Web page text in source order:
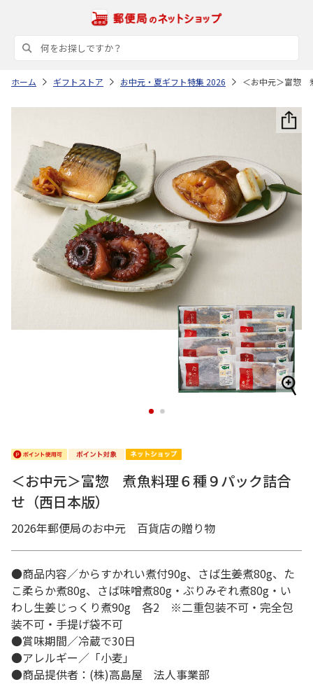
ホーム ギフトストア お中元・夏ギフト特集 2026 ＜お中元＞富惣
1 2
＜お中元＞富惣 煮魚料理６種９パック詰合
せ（西日本版）
2026年郵便局のお中元 百貨店の贈り物
●商品内容／からすかれい煮付90g、さば生姜煮80g、た
こ柔らか煮80g、さば味噌煮80g・ぶりみぞれ煮80g・い
わし生姜じっくり煮90g 各2 ※二重包装不可・完全包
装不可・手提げ袋不可
●賞味期間／冷蔵で30日
●アレルギー／「小麦」
●商品提供者：(株)高島屋 法人事業部